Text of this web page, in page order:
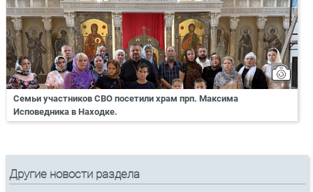
Семьи участников СВО посетили храм прп. Максима
Исповедника в Находке.
Другие новости раздела